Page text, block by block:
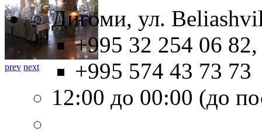
prev next
Дигоми, ул.
+995 32 254 06 82,
+995 574 43 73 73
12:00 до 00:00 (до